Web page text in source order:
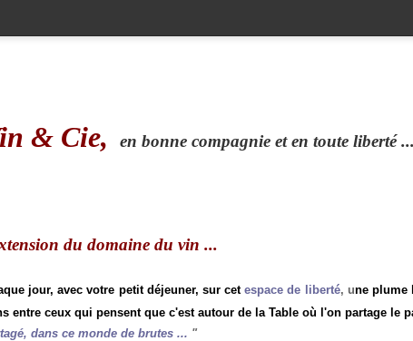
& Cie, en bonne compagnie et en toute liberté ...
du domaine du vin ...
jour, avec votre petit déjeuner, sur cetespace de liberté, une plume
entre ceux qui pensent que c'est autour de la Table où l'on partage le
dans ce monde de brutes ... "